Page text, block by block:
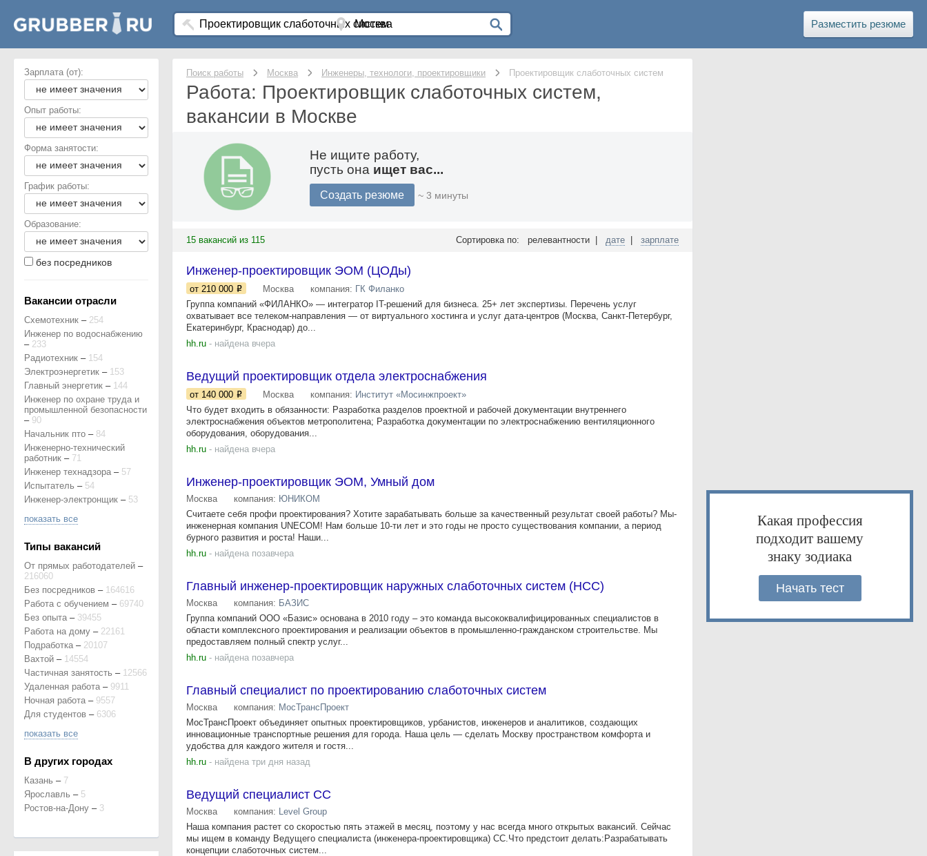
Разместить резюме
Поиск работы Москва Инженеры, технологи, проектировщики Проектировщик слаботочных систем
Работа: Проектировщик слаботочных систем,
вакансии в Москве
Не ищите работу,
пусть она ищет вас...
Создать резюме ~ 3 минуты
15 вакансий из 115 Сортировка по: релевантности | дате зарплате
Инженер-проектировщик ЭОМ (ЦОДы)
от 210 000 Москва компания: ГК Филанко
Группа компаний «ФИЛАНКО» — интегратор IT-решений для бизнеса. 25+ лет экспертизы. Перечень услуг
охватывает все телеком-направления — от виртуального хостинга и услуг дата-центров (Москва, Санкт-Петербург,
Екатеринбург, Краснодар) до...
hh.ru - найдена вчера
Ведущий проектировщик отдела электроснабжения
от 140 000 Москва компания: Институт «Мосинжпроект»
Что будет входить в обязанности: Разработка разделов проектной и рабочей документации внутреннего
электроснабжения объектов метрополитена; Разработка документации по электроснабжению вентиляционного
оборудования, оборудования...
hh.ru - найдена вчера
Инженер-проектировщик ЭОМ, Умный дом
Москва компания: ЮНИКОМ
Считаете себя профи проектирования? Хотите зарабатывать больше за качественный результат своей работы? Мы-
инженерная компания UNECOM! Нам больше 10-ти лет и это годы не просто существования компании, а период
бурного развития и роста! Наши...
hh.ru - найдена позавчера
Главный инженер-проектировщик наружных слаботочных систем (НСС)
Москва компания: БАЗИС
Группа компаний ООО «Базис» основана в 2010 году – это команда высококвалифицированных специалистов в
области комплексного проектирования и реализации объектов в промышленно-гражданском строительстве. Мы
предоставляем полный спектр услуг...
hh.ru - найдена позавчера
Главный специалист по проектированию слаботочных систем
Москва компания: МосТрансПроект
МосТрансПроект объединяет опытных проектировщиков, урбанистов, инженеров и аналитиков, создающих
инновационные транспортные решения для города. Наша цель — сделать Москву пространством комфорта и
удобства для каждого жителя и гостя...
hh.ru - найдена три дня назад
Ведущий специалист СС
Москва компания: Level Group
Наша компания растет со скоростью пять этажей в месяц, поэтому у нас всегда много открытых вакансий. Сейчас
мы ищем в команду Ведущего специалиста (инженера-проектировщика) СС.Что предстоит делать:Разрабатывать
концепции слаботочных систем...
Зарплата (от):
Опыт работы:
Форма занятости:
График работы:
Образование:
без посредников
Вакансии отрасли
Схемотехник – 254
Инженер по водоснабжению
– 233
Радиотехник – 154
Электроэнергетик – 153
Главный энергетик – 144
Инженер по охране труда и
промышленной безопасности
– 90
Начальник пто – 84
Инженерно-технический
работник – 71
Инженер технадзора – 57
Испытатель – 54
Инженер-электронщик – 53
показать все
Типы вакансий
От прямых работодателей –
216060
Без посредников – 164616
Работа с обучением – 69740
Без опыта – 39455
Работа на дому – 22161
Подработка – 20107
Вахтой – 14554
Частичная занятость – 12566
Удаленная работа – 9911
Ночная работа – 9557
Для студентов – 6306
показать все
В других городах
Казань – 7
Ярославль – 5
Ростов-на-Дону – 3
Какая профессия
подходит вашему
знаку зодиака
Начать тест